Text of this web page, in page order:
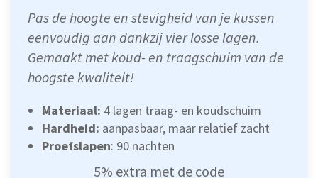
Pas de hoogte en stevigheid van je kussen
eenvoudig aan dankzij vier losse lagen.
Gemaakt met koud- en traagschuim van de
hoogste kwaliteit!
Materiaal: 4 lagen traag- en koudschuim
Hardheid: aanpasbaar, maar relatief zacht
Proefslapen: 90 nachten
5% extra met de code